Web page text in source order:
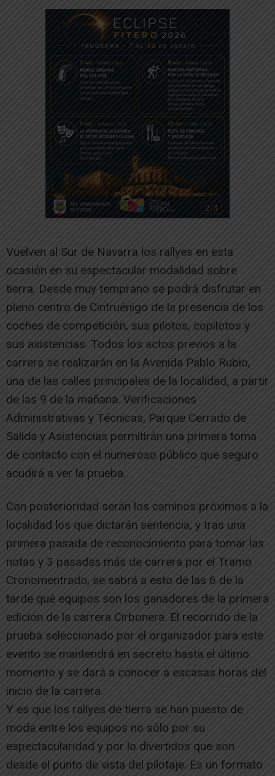
Vuelven al Sur de Navarra los rallyes en esta
ocasión en su espectacular modalidad sobre
tierra. Desde muy temprano se podrá disfrutar en
pleno centro de Cintruénigo de la presencia de los
coches de competición, sus pilotos, copilotos y
sus asistencias. Todos los actos previos a la
carrera se realizarán en la Avenida Pablo Rubio,
una de las calles principales de la localidad, a partir
de las 9 de la mañana. Verificaciones
Administrativas y Técnicas, Parque Cerrado de
Salida y Asistencias permitirán una primera toma
de contacto con el numeroso público que seguro
acudirá a ver la prueba.
Con posterioridad serán los caminos próximos a la
localidad los que dictarán sentencia, y tras una
primera pasada de reconocimiento para tomar las
notas y 3 pasadas más de carrera por el Tramo
Cronomentrado, se sabrá a esto de las 6 de la
tarde qué equipos son los ganadores de la primera
edición de la carrera Cirbonera. El recorrido de la
prueba seleccionado por el organizador para este
evento se mantendrá en secreto hasta el último
momento y se dará a conocer a escasas horas del
inicio de la carrera.
Y es que los rallyes de tierra se han puesto de
moda entre los equipos no sólo por su
espectacularidad y por lo divertidos que son
desde el punto de vista del pilotaje. Es un formato